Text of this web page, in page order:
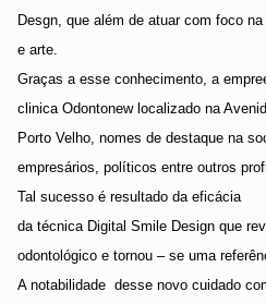
Desgn, que além de atuar com foco
e arte.
Graças a esse conhecimento, a
clinica Odontonew localizado na
Porto Velho, nomes de destaque na
empresários, políticos entre outros
Tal sucesso é resultado da eficácia
da técnica Digital Smile Design que
odontológico e tornou – se uma
A notabilidade desse novo cuidado